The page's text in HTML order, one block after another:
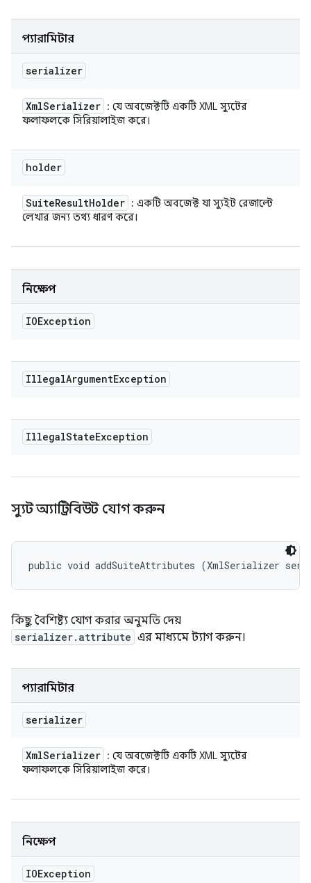
প্যারামিটার
serializer
XmlSerializer : যে অবজেক্টটি একটি XML স্যুটের
ফলাফলকে সিরিয়ালাইজ করে।
holder
SuiteResultHolder : একটি অবজেক্ট যা স্যুইট রেজাল্টে
লেখার জন্য তথ্য ধারণ করে।
নিক্ষেপ
IOException
IllegalArgumentException
IllegalStateException
স্যুট অ্যাট্রিবিউট যোগ করুন
public void addSuiteAttributes (XmlSerializer
কিছু বৈশিষ্ট্য যোগ করার অনুমতি দেয়
serializer.attribute এর মাধ্যমে ট্যাগ করুন।
প্যারামিটার
serializer
XmlSerializer : যে অবজেক্টটি একটি XML স্যুটের
ফলাফলকে সিরিয়ালাইজ করে।
নিক্ষেপ
IOException